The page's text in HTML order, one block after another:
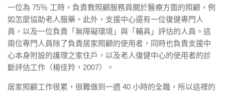
一位為 75％ 工時，負責教照顧服務員關於醫療方面的照顧，例
如怎麼協助老人服藥。此外，支援中心還有一位復健專門人
員，以及一位負責「無障礙環境」與「輔具」評估的人員。這
兩位專門人員除了負責居家照顧的使用者，同時也負責支援中
心本身附設的護理之家住戶，以及老人復健中心的使用者的診
斷評估工作（楊佳羚，2007）。
居家照顧工作很累，很難做到一週 40 小時的全職，所以這裡的